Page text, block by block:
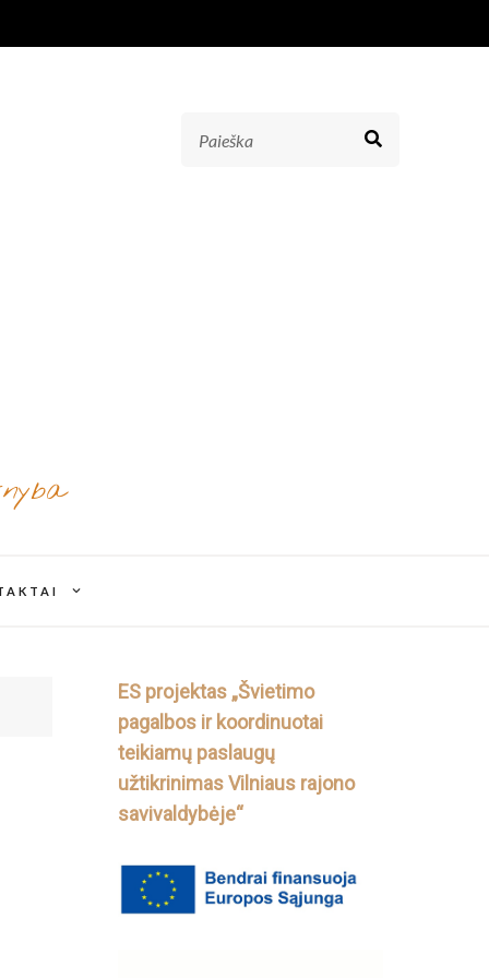
child
ES projektas „Švietimo
pagalbos ir koordinuotai
teikiamų paslaugų
užtikrinimas Vilniaus rajono
savivaldybėje“